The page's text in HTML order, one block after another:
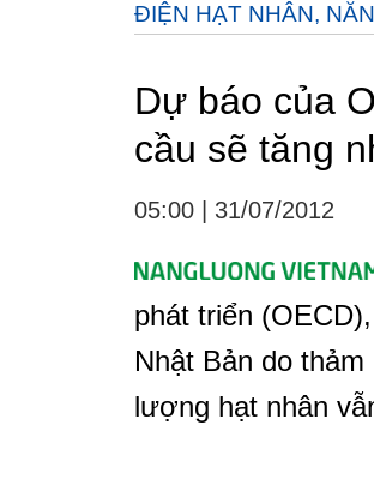
ĐIỆN HẠT NHÂN,
Dự báo của
cầu sẽ tăng
05:00 31/07/2012
phát triển
Nhật Bản do
lượng hạt nhân